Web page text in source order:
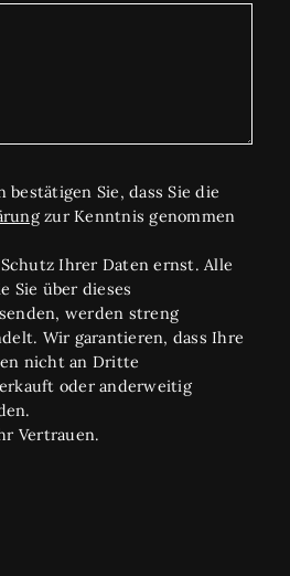
bestätigen Sie, dass Sie die
zur Kenntnis genommen
Ihrer Daten ernst. Alle
Sie über dieses
werden streng
Wir garantieren, dass Ihre
nicht an Dritte
oder anderweitig
Vertrauen.